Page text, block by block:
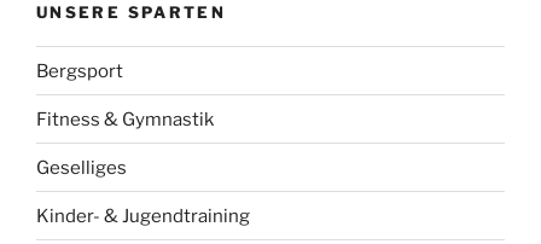
UNSERE SPARTEN
Bergsport
Fitness & Gymnastik
Geselliges
Kinder- & Jugendtraining